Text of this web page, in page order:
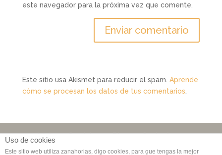
este navegador para la próxima vez que comente.
Este sitio usa Akismet para reducir el spam. Aprende
cómo se procesan los datos de tus comentarios
Inicio Servicios Blog Contacto
Uso de cookies
Este sitio web utiliza zanahorias, digo cookies, para que tengas la mejor